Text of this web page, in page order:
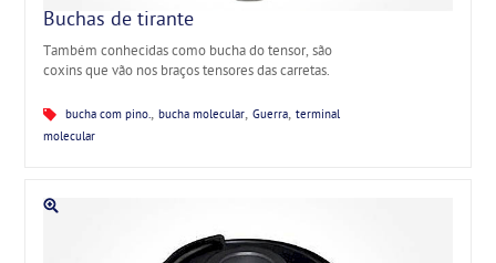
Buchas de tirante
Também conhecidas como bucha do tensor, são
coxins que vão nos braços tensores das carretas.
bucha com pino.,bucha molecular,Guerra,terminal
molecular